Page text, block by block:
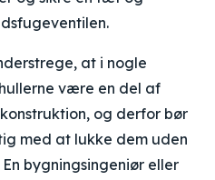
at i nogle
være en del af
og derfor bør
med at lukke dem uden
bygningsingeniør eller